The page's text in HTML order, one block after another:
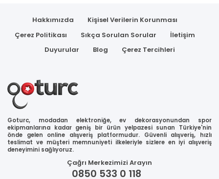
Hakkımızda
Kişisel Verilerin Korunması
Çerez Politikası
Sıkça Sorulan Sorular
İletişim
Duyurular
Blog Çerez Tercihleri
Goturc, modadan elektroniğe, ev dekorasyonundan spor
ekipmanlarına kadar geniş bir ürün yelpazesi sunan Türkiye'nin
önde gelen online alışveriş platformudur. Güvenli alışveriş, hızlı
teslimat ve müşteri memnuniyeti ilkeleriyle sizlere en iyi alışveriş
deneyimini sağlıyoruz.
Çağrı Merkezimizi Arayın
0850 533 0 118